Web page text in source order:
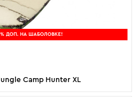
ДОП. НА ШАБОЛОВКЕ!
Camp Hunter XL